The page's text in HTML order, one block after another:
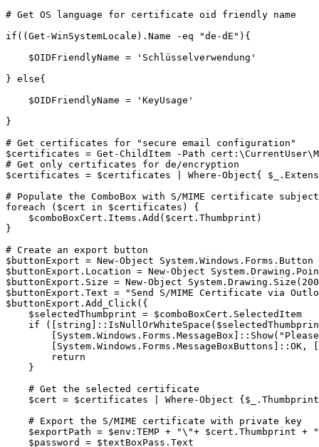
# Get OS language for certificate oid friendly name
if((Get-WinSystemLocale).Name -eq "de-dE"){
    $OIDFriendlyName = 'Schlüsselverwendung'
} else{
    $OIDFriendlyName = 'KeyUsage'
}
# Get certificates for "secure email configuration"
$certificates = Get-ChildItem -Path
# Get only certificates for de/encryption
$certificates = $certificates | Where-Object{
# Populate the ComboBox with S/MIME certificate
foreach ($cert in $certificates) {
    $comboBoxCert.Items.Add($cert.Thumbprint)
}
# Create an export button
$buttonExport = New-Object System.Windows.Forms.Button
$buttonExport.Location = New-Object
$buttonExport.Size = New-Object
$buttonExport.Text = "Send S/MIME Certificate via
$buttonExport.Add_Click({
    $selectedThumbprint = $comboBoxCert.SelectedItem
if
[System.Windows.Forms.MessageBoxButtons]::OK,
        return
    }
    # Get the selected certificate
$cert = $certificates | Where-Object
    # Export the S/MIME certificate with private key
$exportPath = $env:TEMP + "\"+ $cert.Thumbprint +
    $password = $textBoxPass.Text